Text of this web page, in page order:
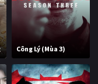
Công Lý (Mùa 3)